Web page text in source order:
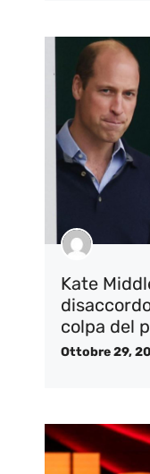
Kate
colpa del
Ottobre 29,